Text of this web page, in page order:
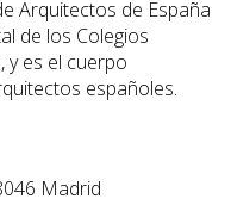
Arquitectos de España
de los Colegios
y es el cuerpo
españoles.
Madrid